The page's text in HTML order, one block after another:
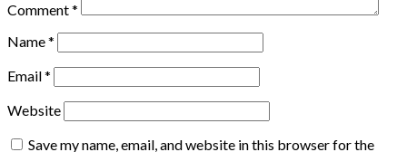
Comment*
Name*
Email*
Website
Save my name, email, and website in this browser for the